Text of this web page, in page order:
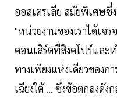
ออสเตรเลีย สมัยพิเศษ
"หน่วยงานของเราได้เจ
คอนเสิร์ตที่สิงคโปร์และ
ทางเพียงแห่งเดียวของก
เฉียงใต้ ... ซึ่งข้อตกลงดัง